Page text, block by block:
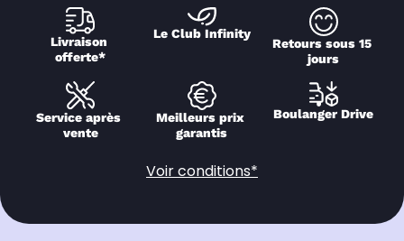
Livraison
offerte*
Le Club Infinity
Retours sous 15
jours
Service après
vente
Meilleurs prix
garantis
Boulanger Drive
Voir conditions*